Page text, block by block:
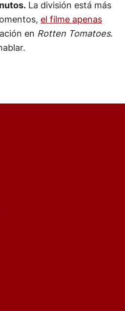
La división está más
el filme apenas
en Rotten Tomatoes.